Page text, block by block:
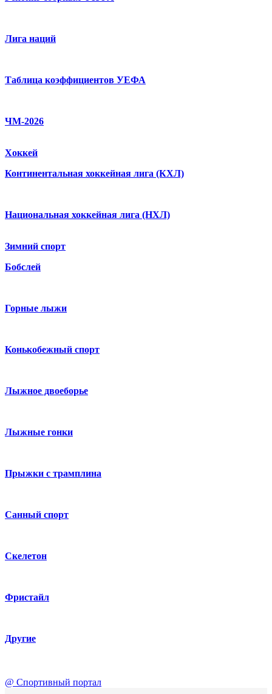
Лига наций
Таблица коэффициентов УЕФА
ЧМ-2026
Хоккей
Континентальная хоккейная лига (КХЛ)
Национальная хоккейная лига (НХЛ)
Зимний спорт
Бобслей
Горные лыжи
Конькобежный спорт
Лыжное двоеборье
Лыжные гонки
Прыжки с трамплина
Санный спорт
Скелетон
Фристайл
Другие
@ Спортивный портал